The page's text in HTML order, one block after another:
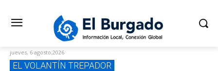
jueves, 6 agosto,2026
EL VOLANTÍN TREPADOR